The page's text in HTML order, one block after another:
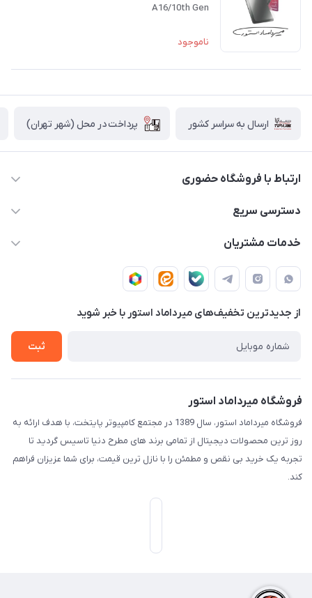
A16/10th Gen
ناموجود
ارسال به سراسر کشور پرداخت در محل (شهر تهران)
ارتباط با فروشگاه حضوری
02188874370 - 02188874371
پایتخت - طبقه اول - واحد 172
دسترسی سریع
صـفـحـه اصـلـی
دربـاره مـیـردامـاد اسـتـور
خدمات مشتریان
قـوانـیـن و مـقـررات
روش هـای پـرداخـت
تـیـکـت بـه پـشـتـیـبـانـی
از جدید‌ترین تخفیف‌های میرداماد استور با‌ خبر شوید
ثبت
فروشگاه میرداماد استور
فروشگاه میرداماد استور، سال 1389 در مجتمع کامپیوتر پایتخت، با هدف ارائه به
روز ترین محصولات دیجیتال از تمامی برند های مطرح دنیا تاسیس گردید تا
تجربه یک خرید بی نقص و مطمئن را با نازل ترین قیمت، برای شما عزیزان فراهم
کند.